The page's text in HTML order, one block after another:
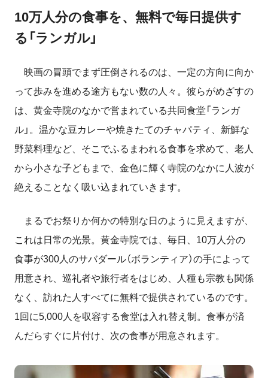
10万人分の食事を、無料で毎日提供す
る「ランガル」
映画の冒頭でまず圧倒されるのは、一定の方向に向か
って歩みを進める途方もない数の人々。彼らがめざすの
は、黄金寺院のなかで営まれている共同食堂「ランガ
ル」。温かな豆カレーや焼きたてのチャパティ、新鮮な
野菜料理など、そこでふるまわれる食事を求めて、老人
から小さな子どもまで、金色に輝く寺院のなかに人波が
絶えることなく吸い込まれていきます。
まるでお祭りか何かの特別な日のように見えますが、
これは日常の光景。黄金寺院では、毎日、10万人分の
食事が300人のサバダール（ボランティア）の手によって
用意され、巡礼者や旅行者をはじめ、人種も宗教も関係
なく、訪れた人すべてに無料で提供されているのです。
1回に5,000人を収容する食堂は入れ替え制。食事が済
んだらすぐに片付け、次の食事が用意されます。